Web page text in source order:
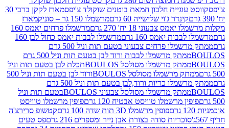
עוגיית חלבון חמאת בוטנים שוקולד צ'יפס
מארז לקקן ברבי 30
קינדר ג'וי שלישייה 60 גרם
מרשמלו 150 גר – סוניק
מארז
צבעוני 18 יח' 270 גרם
מרשמלו פרחים יאמס 160
יאמס 160 גרם
מרשמלו לבבות יאמס כחול לבן 160
ממתק מרשמלו פרחים צבעוני בטעם תות וניל 500 גרם
ממתק מרשמלו לבבות ורוד לבן בטעם תות וניל 500 גרם
ממתק מרשמלו מסולסל BOULOSתכלת לבן בטעם תות וניל
ממתק מרשמלו מסולסל BOULOSורוד לבן בטעם תות וניל 500
ממתק מרשמלו כריות ורוד,לבן בטעם תות וניל 500 גרם
ממתק מרשמלו מסולסל צבעוני BOULOSבטעם תות וניל
מרשמלו טוויסט אבטיח 120 גרם
פופין מרשמלו טוויסט
פופין מרשמלו 3D תות שדה 100 גרם
קטשופ סרירצ'ה
סוכריות סודה בצורת אבן נייר ומספרים 216 גרם
פס טעים